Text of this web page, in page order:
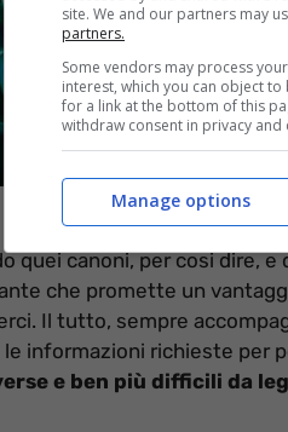
quei canoni, per cosi dire,
che promette un
Il tutto, sempre
informazioni richieste per
e ben più difficili da
site. We and our partners may
partners.
Some vendors may process
interest, which you can object
for a link at the bottom of this
withdraw consent in privacy and
Manage options